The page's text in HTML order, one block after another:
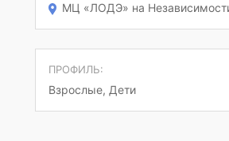
МЦ «ЛОДЭ» на
ПРОФИЛЬ:
Взрослые, Дети